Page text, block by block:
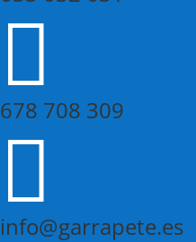

678 708 309

info@garrapete.es